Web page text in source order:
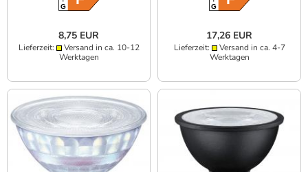
G
8,75 EUR
Lieferzeit:
Versand in ca. 10-12
Werktagen
G
17,26 EUR
Lieferzeit:
Versand in ca. 4-7
Werktagen